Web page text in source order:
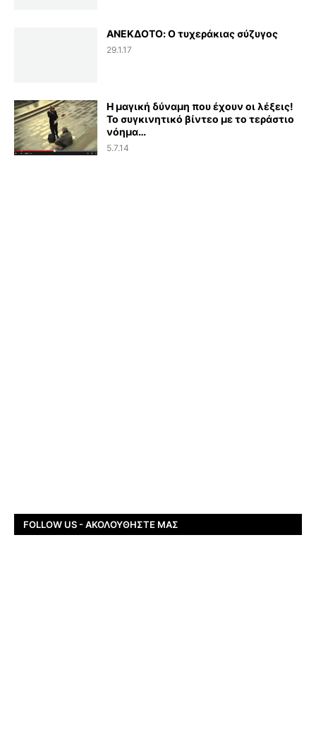
ΑΝΕΚΔΟΤΟ: Ο τυχεράκιας σύζυγος
29.1.17
Η μαγική δύναμη που έχουν οι λέξεις!
Το συγκινητικό βίντεο με το τεράστιο
νόημα…
5.7.14
FOLLOW US - ΑΚΟΛΟΥΘΉΣΤΕ ΜΑΣ